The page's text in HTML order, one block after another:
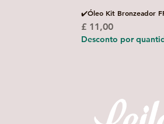
✔️Óleo Kit Bronzeador
Preço
£ 11,00
Desconto por